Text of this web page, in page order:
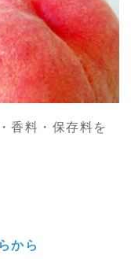
香料・保存料を
から